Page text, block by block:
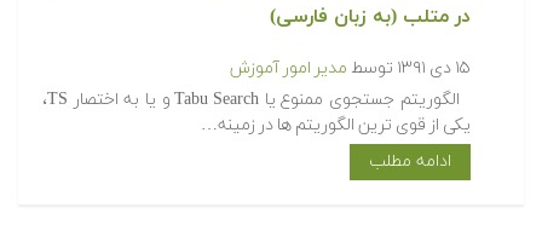
در متلب (به زبان فارسی)
۱۵ دی ۱۳۹۱ توسط مدیر امور آموزش
الگوریتم جستجوی ممنوع یا Tabu Search و یا به اختصار TS،
یکی از قوی ترین الگوریتم ها در زمینه…
ادامه مطلب